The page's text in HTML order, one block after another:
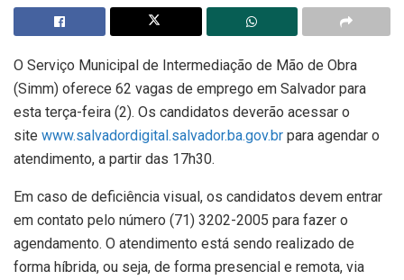
O Serviço Municipal de Intermediação de Mão de Obra
(Simm) oferece 62 vagas de emprego em Salvador para
esta terça-feira (2). Os candidatos deverão acessar o
site www.salvadordigital.salvador.ba.gov.br para agendar o
atendimento, a partir das 17h30.
Em caso de deficiência visual, os candidatos devem entrar
em contato pelo número (71) 3202-2005 para fazer o
agendamento. O atendimento está sendo realizado de
forma híbrida, ou seja, de forma presencial e remota, via